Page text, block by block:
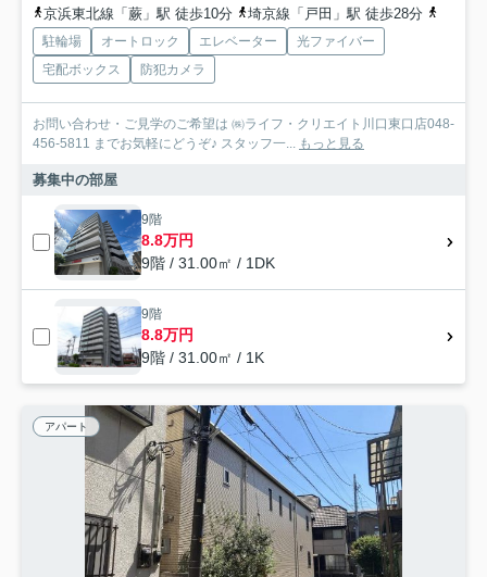
京浜東北線「蕨」駅 徒歩10分
埼京線「戸田」駅 徒歩28分
駐輪場 オートロック エレベーター
光ファイバー
宅配ボックス
防犯カメラ
お問い合わせ・ご見学のご希望は ㈱ライフ・クリエイト川口東口店048-
456-5811 までお気軽にどうぞ♪ スタッフ一... もっと見る
募集中の部屋
9階
8.8万円
9階 / 31.00㎡ / 1DK
9階
8.8万円
9階 / 31.00㎡ / 1K
アパート